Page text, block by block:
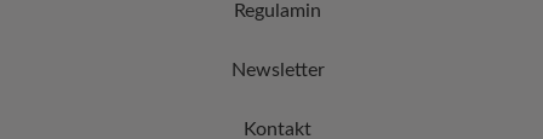
Regulamin
Newsletter
Kontakt